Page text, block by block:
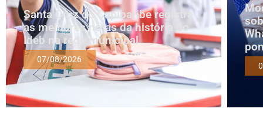
Santa Cruz do Capibaribe registra
as melhores notas da história do
Ideb na rede municipal
07/08/2026